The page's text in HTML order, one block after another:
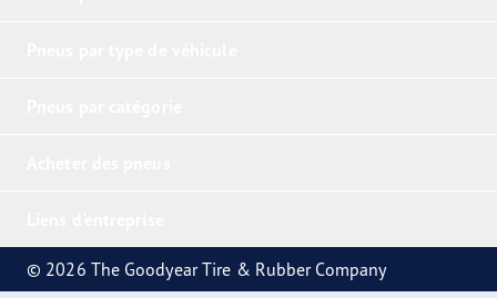
© 2026 The Goodyear Tire & Rubber Company